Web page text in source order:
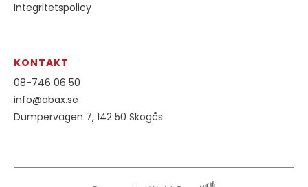
Integritetspolicy
KONTAKT
08-746 06 50
info@abax.se
Dumpervägen 7, 142 50 Skogås